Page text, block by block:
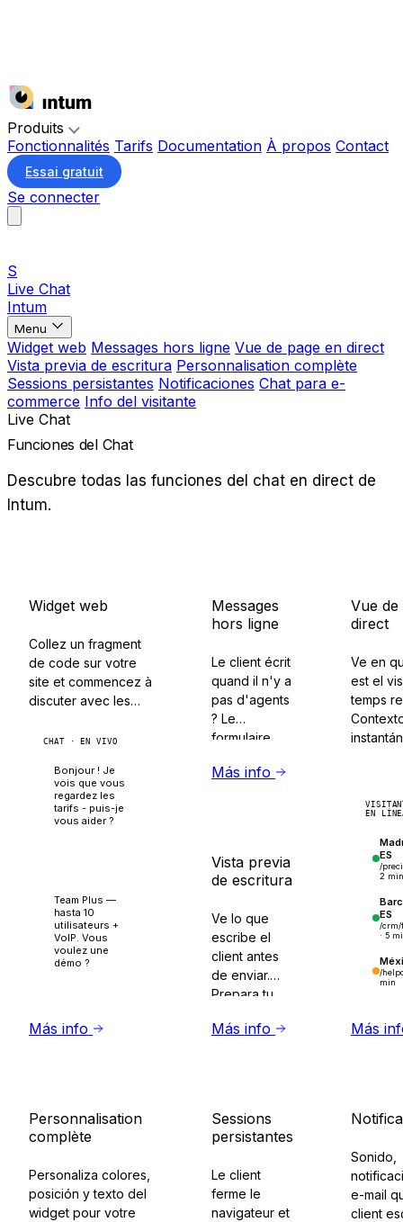
Produits
Fonctionnalités Tarifs Documentation À propos Contact
Essai gratuit
Se connecter
S
Live Chat
Intum
Menu
Widget web Messages hors ligne Vue de page en direct
Vista previa de escritura Personnalisation complète
Sessions persistantes Notificaciones Chat para e-
commerce Info del visitante
Live Chat
Funciones del Chat
Descubre todas las funciones del chat en direct de
Intum.
Widget web
Collez un fragment
de code sur votre
site et commencez à
discuter avec les
réel.
CHAT · EN VIVO
Bonjour ! Je
vois que vous
regardez les
tarifs - puis-je
vous aider ?
Team Plus —
hasta 10
utilisateurs +
VoIP. Vous
voulez une
démo ?
Más info
Messages
hors ligne
Le client écrit
quand il n'y a
pas d'agents
? Le
formulaire
collecte les
Más info
Vue de
direct
Ve en
est el
temps
EN
ES
/
2 min
ES
/crm/
· 5
/
min
Más
Vista previa
de escritura
Ve lo que
escribe el
client antes
de enviar.
Prepara tu
anticipación.
Más info
Personnalisation
complète
Personaliza colores,
posición y texto del
widget pour votre
Sessions
persistantes
Le client
ferme le
navigateur et
Sonido,
e-mail
client